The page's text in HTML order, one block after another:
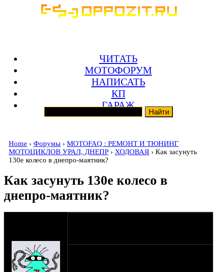
ЧИТАТЬ
МОТОФОРУМ
НАПИСАТЬ
КП
ГАРАЖ
Home › Форумы › MOTOFAQ : РЕМОНТ И ТЮНИНГ
МОТОЦИКЛОВ УРАЛ, ДНЕПР › ХОДОВАЯ › Как засунуть
130е колесо в днепро-маятник?
Как засунуть 130е колесо в
днепро-маятник?